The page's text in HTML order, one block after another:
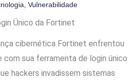
, Vulnerabilidade
Único da Fortinet
cibernética Fortinet enfrentou
com sua ferramenta de login único
hackers invadissem sistemas